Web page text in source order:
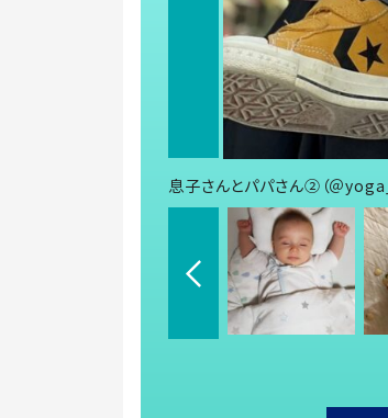
息子さんとパパさん②（＠